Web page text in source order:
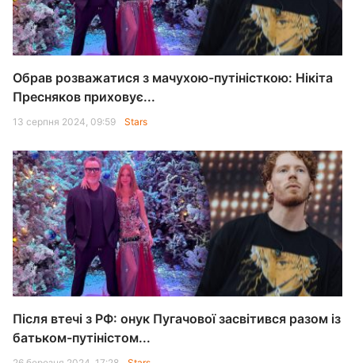
Обрав розважатися з мачухою-путіністкою: Нікіта
Пресняков приховує...
13 серпня 2024, 09:59 Stars
Після втечі з РФ: онук Пугачової засвітився разом із
батьком-путіністом...